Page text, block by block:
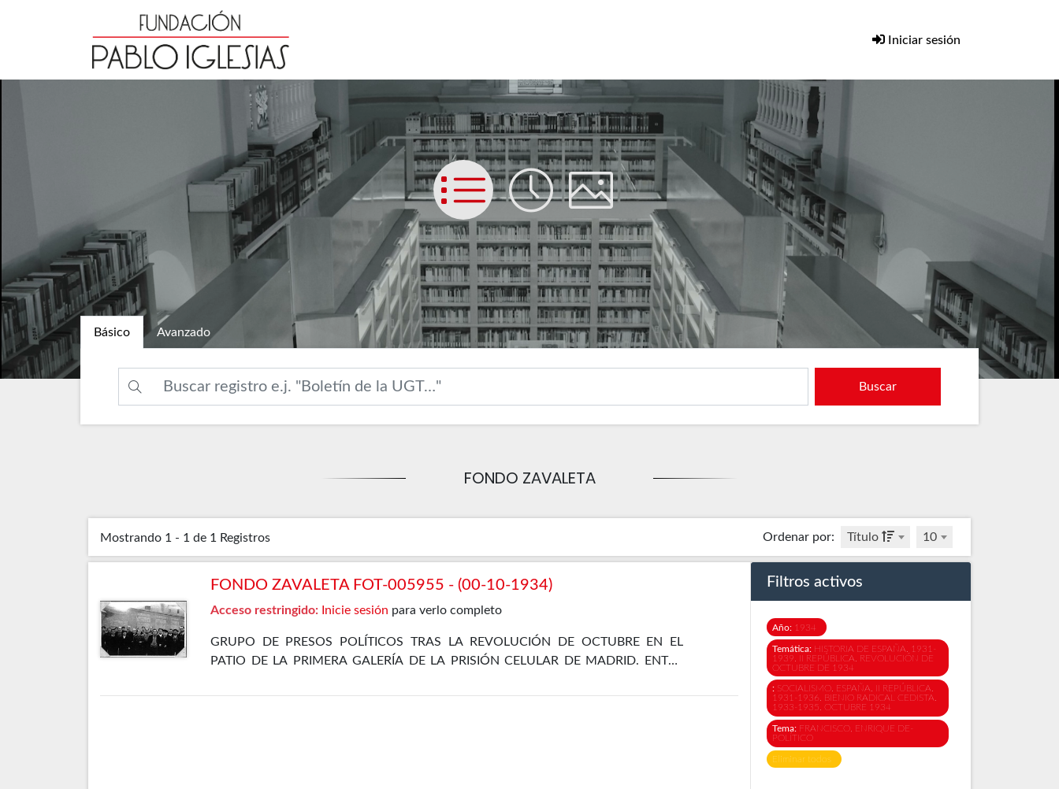
Iniciar sesión
List Time Picture
Básico Avanzado
Buscar
FONDO ZAVALETA
Mostrando 1 - 1 de 1 Registros Ordenar por: Título 10
FONDO ZAVALETA FOT-005955 - (00-10-1934)
Acceso restringido: Inicie sesión para verlo completo
GRUPO DE PRESOS POLÍTICOS TRAS LA REVOLUCIÓN DE OCTUBRE EN EL
PATIO DE LA PRIMERA GALERÍA DE LA PRISIÓN CELULAR DE MADRID. ENTRE
GÓMEZ OSORIO, PETREL Y JOSÉ DÍAZ ALOR
Filtros activos
Año: 1934
Temática: HISTORIA DE ESPAÑA. 1931-
1939. II REPÚBLICA. REVOLUCIÓN DE
OCTUBRE DE 1934
: SOCIALISMO. ESPAÑA. II REPÚBLICA.
1931-1936. BIENIO RADICAL CEDISTA.
1933-1935. OCTUBRE 1934
Tema: FRANCISCO, ENRIQUE DE-
POLÍTICO
Eliminar todos